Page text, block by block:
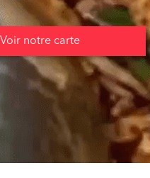
Voir notre carte